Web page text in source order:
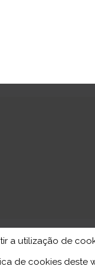
a utilização de
de cookies deste